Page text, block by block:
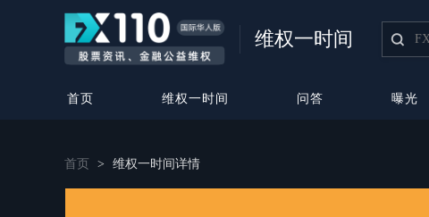
维权一时间
首页 维权一时间 问答 曝光
首页 > 维权一时间详情